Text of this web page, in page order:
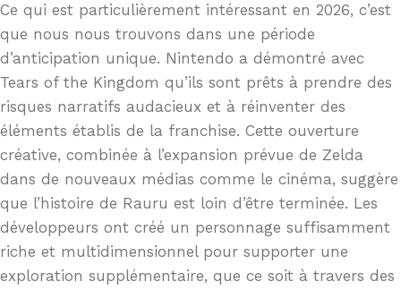
Ce qui est particulièrement intéressant en 2026, c’est
que nous nous trouvons dans une période
d’anticipation unique. Nintendo a démontré avec
Tears of the Kingdom qu’ils sont prêts à prendre des
risques narratifs audacieux et à réinventer des
éléments établis de la franchise. Cette ouverture
créative, combinée à l’expansion prévue de Zelda
dans de nouveaux médias comme le cinéma, suggère
que l’histoire de Rauru est loin d’être terminée. Les
développeurs ont créé un personnage suffisamment
riche et multidimensionnel pour supporter une
exploration supplémentaire, que ce soit à travers des